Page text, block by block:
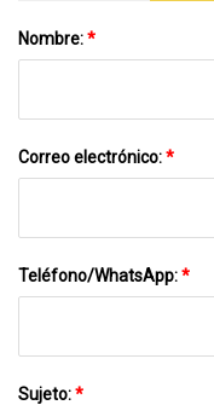
Nombre:*
Correo electrónico:*
Teléfono/WhatsApp:*
Sujeto:*